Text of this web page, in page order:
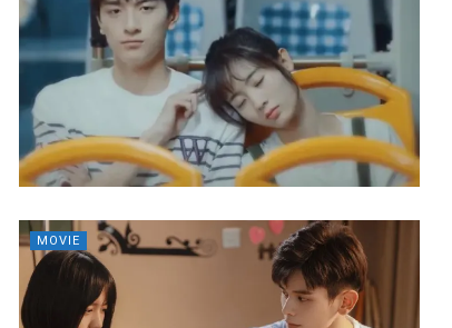
MOVIE